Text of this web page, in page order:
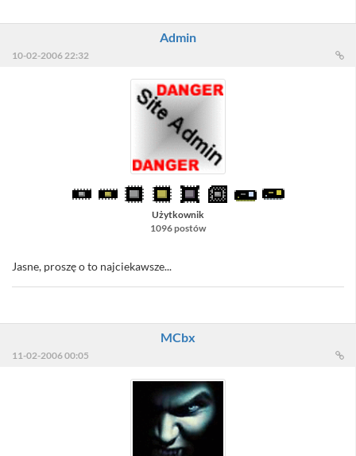
Admin
10-02-2006 22:32
Użytkownik
1096 postów
Jasne, proszę o to najciekawsze...
MCbx
11-02-2006 00:05